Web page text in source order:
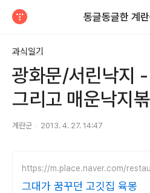
동글동글한 계
과식일기
광화문/서린낙지
그리고 매운낙지
계란군 2013. 4. 27. 14:47
https://m.place.naver.com/
그대가 꿈꾸던 고깃집 육몽